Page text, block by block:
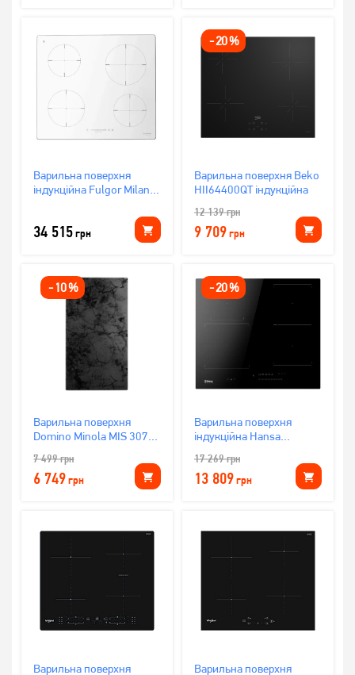
Варильна поверхня
індукційна Fulgor Milano
34 515грн
-20%
Варильна поверхня Beko
HII64400QT індукційна
12 139грн
9 709грн
- 10%
Варильна поверхня
Domino Minola MIS 3077
7 499грн
6 749грн
-20%
Варильна поверхня
індукційна Hansa
17 269грн
13 809грн
Варильна поверхня Варильна поверхня